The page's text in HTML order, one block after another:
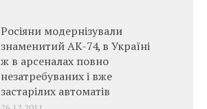
Росіяни модернізували
знаменитий АК-74, в Україні
ж в арсеналах повно
незатребуваних і вже
застарілих автоматів